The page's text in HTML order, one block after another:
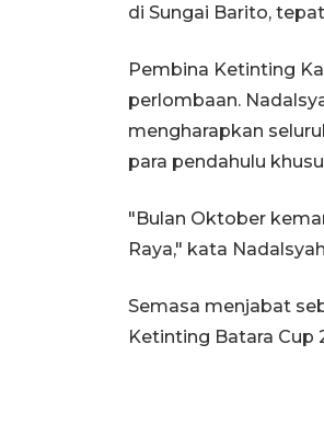
di Sungai Barito,
Pembina Ketinting
perlombaan.
mengharapkan
para pendahulu
"Bulan Oktober
Raya," kata
Semasa menjabat
Ketinting Batara Cup